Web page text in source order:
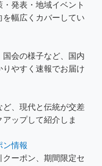
発表・地域イベント
幅広くカバーしてい
会の様子など、国内
やすく速報でお届け
ど、現代と伝統が交差
ップして紹介しま
ン情報
ーポン、期間限定セ